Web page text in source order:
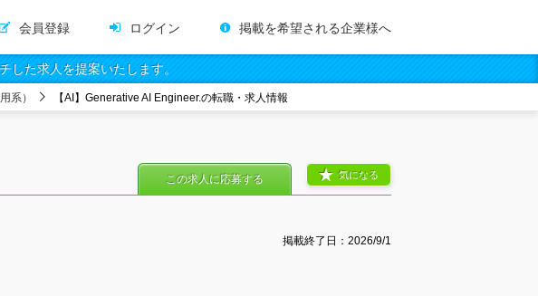
会員登録 ログイン 掲載を希望される企業様へ
した求人を提案いたします。
系） 【AI】Generative AI Engineer.の転職・求人情報
掲載終了日： 2026/9/1
気になる
この求人に応募する